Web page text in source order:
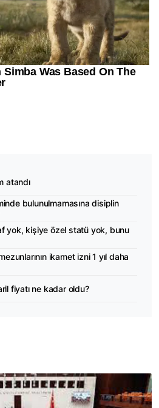
atandı
bulunulmamasına disiplin
yok, kişiye özel statü yok, bunu
ikamet izni 1 yıl daha
fiyatı ne kadar oldu?